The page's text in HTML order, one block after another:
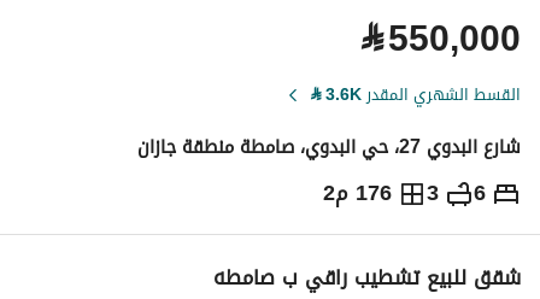
⃁550,000
القسط الشهري المقدر3.6K
⃁
شارع البدوي 27، حي البدوي، صامطة منطقة جازان
6
3 176 م2 ⃁
550,000
التفاصيل معلومات ترخيص الإعلان
شقق للبيع تشطيب راقي ب صامطه